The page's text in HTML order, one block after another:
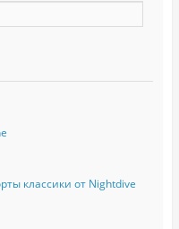
классики от Nightdive